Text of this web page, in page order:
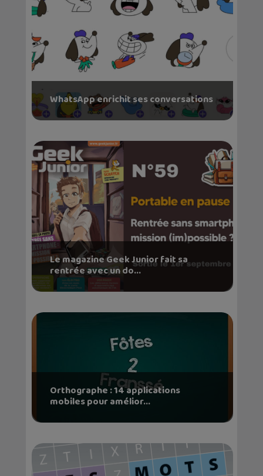
WhatsApp enrichit ses conversations
Le magazine Geek Junior fait sa
rentrée avec un do...
Orthographe : 14 applications
mobiles pour amélior...